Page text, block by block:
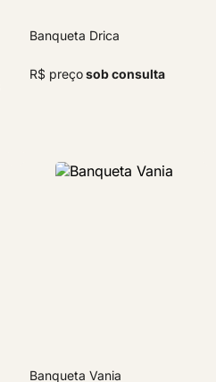
Banqueta Drica
R$ preçosob consulta
Banqueta Vania